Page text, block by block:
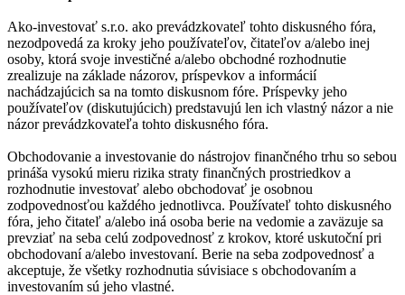
Ako-investovať s.r.o. ako prevádzkovateľ tohto diskusného fóra,
nezodpovedá za kroky jeho používateľov, čitateľov a/alebo inej
osoby, ktorá svoje investičné a/alebo obchodné rozhodnutie
zrealizuje na základe názorov, príspevkov a informácií
nachádzajúcich sa na tomto diskusnom fóre. Príspevky jeho
používateľov (diskutujúcich) predstavujú len ich vlastný názor a nie
názor prevádzkovateľa tohto diskusného fóra.
Obchodovanie a investovanie do nástrojov finančného trhu so sebou
prináša vysokú mieru rizika straty finančných prostriedkov a
rozhodnutie investovať alebo obchodovať je osobnou
zodpovednosťou každého jednotlivca. Používateľ tohto diskusného
fóra, jeho čitateľ a/alebo iná osoba berie na vedomie a zaväzuje sa
prevziať na seba celú zodpovednosť z krokov, ktoré uskutoční pri
obchodovaní a/alebo investovaní. Berie na seba zodpovednosť a
akceptuje, že všetky rozhodnutia súvisiace s obchodovaním a
investovaním sú jeho vlastné.